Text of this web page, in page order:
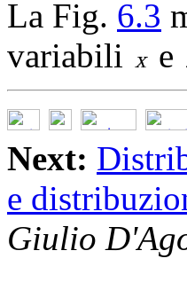
La Fig. 6.3
variabili
e
Next:
e
Giulio